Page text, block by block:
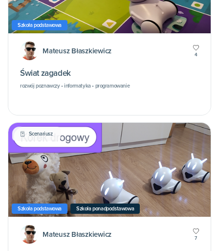
Szkoła podstawowa
Mateusz Błaszkiewicz 4
Świat zagadek
rozwój poznawczy • informatyka • programowanie
Scenariusz
Szkoła podstawowa Szkoła ponadpodstawowa
Mateusz Błaszkiewicz 7